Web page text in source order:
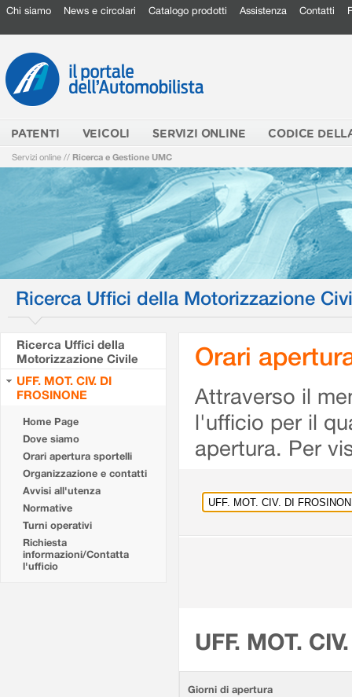
Chi siamo News e circolari Catalogo prodotti Assistenza Contatti
PATENTI VEICOLI SERVIZI ONLINE CODICE
Servizi online // Ricerca e Gestione UMC
Ricerca Uffici della Motorizzazione
Ricerca Uffici della
Motorizzazione Civile
UFF. MOT. CIV. DI
FROSINONE
Home Page
Dove siamo
Orari apertura sportelli
Organizzazione e contatti
Avvisi all'utenza
Normative
Turni operativi
Richiesta
informazioni/Contatta
l'ufficio
Orari
Attraverso il
l'ufficio per il
apertura. Per
UFF. MOT.
Giorni di apertura